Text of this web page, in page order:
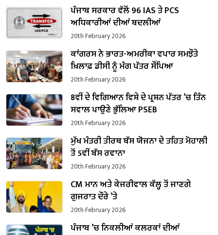
ਪੰਜਾਬ ਸਰਕਾਰ ਵੱਲੋਂ 96 IAS ਤੇ PCS
ਅਧਿਕਾਰੀਆਂ ਦੀਆਂ ਬਦਲੀਆਂ
20th February 2026
ਕਾਂਗਰਸ ਨੇ ਭਾਰਤ-ਅਮਰੀਕਾ ਵਪਾਰ ਸਮਝੌਤੇ
ਖ਼ਿਲਾਫ਼ ਡੀਸੀ ਨੂੰ ਮੰਗ ਪੱਤਰ ਸੌਂਪਿਆ
20th February 2026
8ਵੀਂ ਦੇ ਵਿਗਿਆਨ ਵਿਸ਼ੇ ਦੇ ਪ੍ਰਸ਼ਨ ਪੱਤਰ ’ਚ ਤਿੰਨ
ਸਵਾਲ ਪਾਉਣੇ ਭੁੱਲਿਆ PSEB
20th February 2026
ਮੁੱਖ ਮੰਤਰੀ ਤੀਰਥ ਬੱਸ ਯੋਜਨਾ ਦੇ ਤਹਿਤ ਮੋਹਾਲੀ
ਤੋਂ 5ਵੀਂ ਬੱਸ ਰਵਾਨਾ
20th February 2026
CM ਮਾਨ ਅਤੇ ਕੇਜਰੀਵਾਲ ਕੱਲ੍ਹ ਤੋਂ ਜਾਣਗੇ
ਗੁਜਰਾਤ ਦੌਰੇ ’ਤੇ
20th February 2026
ਪੰਜਾਬ ’ਚ ਨਿਕਲੀਆਂ ਕਲਰਕਾਂ ਦੀਆਂ